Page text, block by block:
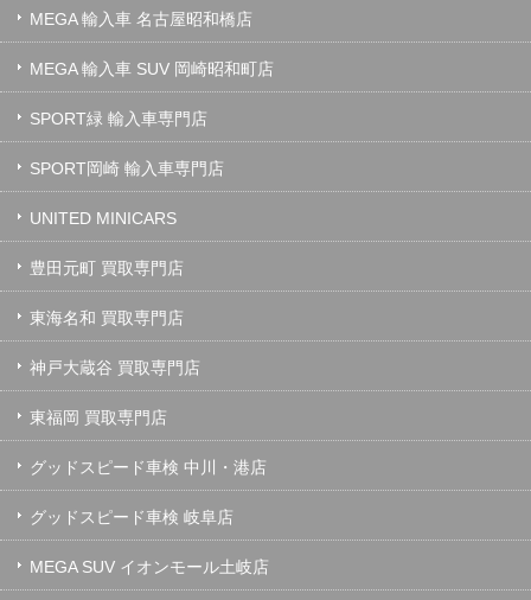
MEGA 輸入車 名古屋昭和橋店
MEGA 輸入車 SUV 岡崎昭和町店
SPORT緑 輸入車専門店
SPORT岡崎 輸入車専門店
UNITED MINICARS
豊田元町 買取専門店
東海名和 買取専門店
神戸大蔵谷 買取専門店
東福岡 買取専門店
グッドスピード車検 中川・港店
グッドスピード車検 岐阜店
MEGA SUV イオンモール土岐店